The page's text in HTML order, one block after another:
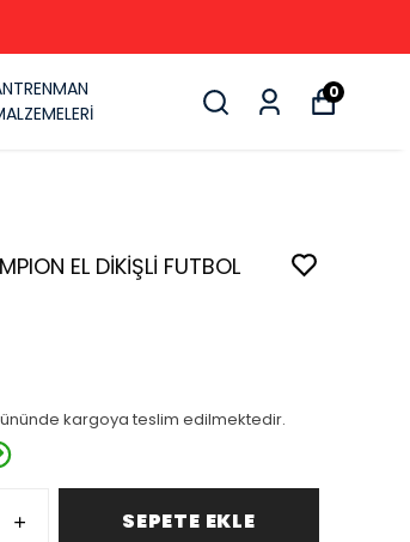
0
EL DİKİŞLİ FUTBOL
kargoya teslim edilmektedir.
SEPETE EKLE